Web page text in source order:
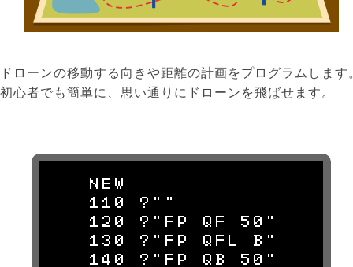
ドローンの移動する向きや距離の計画をプログラムします
初心者でも簡単に、思い通りにドローンを飛ばせます。